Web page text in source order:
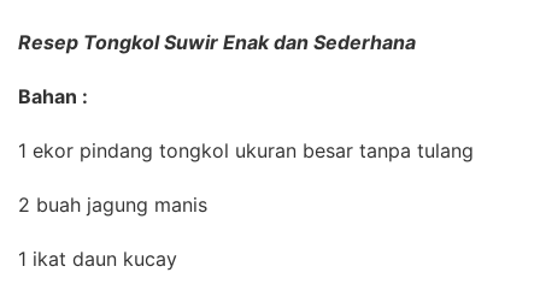
Resep Tongkol Suwir Enak dan Sederhana
Bahan :
1 ekor pindang tongkol ukuran besar tanpa tulang
2 buah jagung manis
1 ikat daun kucay